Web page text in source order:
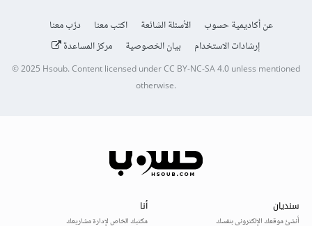
عن أكاديمية حسوب الأسئلة الشائعة اكتب معنا
درّب معنا
إرشادات الاستخدام
بيان الخصوصية مركز المساعدة
© 2025Hsoub.Content licensed underCC BY-NC-SA 4.0unless mentioned
otherwise.